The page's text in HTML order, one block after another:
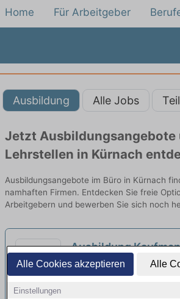
Alle Cookies akzeptieren Alle
Einstellungen
Home Für Arbeitgeber
Ausbildung Alle Jobs
Jetzt Ausbildungsangebote
Lehrstellen in Kürnach
Ausbildungsangebote im Büro in Kürnach
namhaften Firmen. Entdecken Sie freie
Arbeitgebern und bewerben Sie sich noch
Ausbildung
Büromanagement
Ed. Züblin AG | Würzburg